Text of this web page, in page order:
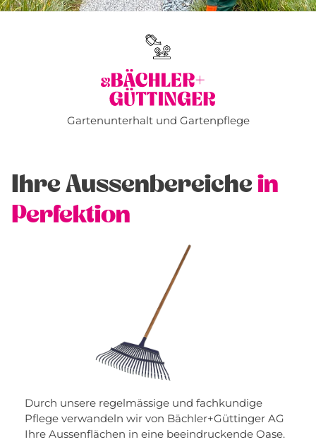
Gartenunterhalt und Gartenpflege
Ihre Aussenbereiche in
Perfektion
Durch unsere regelmässige und fachkundige
Pflege verwandeln wir von Bächler+Güttinger AG
Ihre Aussenflächen in eine beeindruckende Oase.